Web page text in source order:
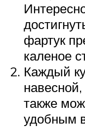
фартук
каленое
Каждый
также
удобным